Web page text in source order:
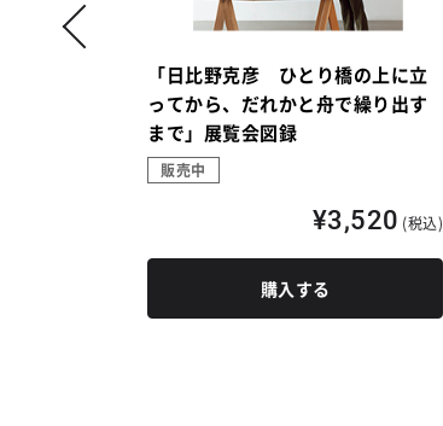
「日比野克彦 ひとり橋の上に立
ってから、だれかと舟で繰り出す
まで」展覧会図録
販売中
¥3,520 (税込)
購入する